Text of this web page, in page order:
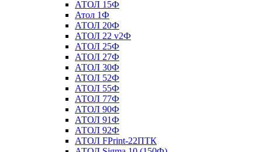
АТОЛ 15Ф
Атол 1Ф
АТОЛ 20Ф
АТОЛ 22 v2Ф
АТОЛ 25Ф
АТОЛ 27Ф
АТОЛ 30Ф
АТОЛ 52Ф
АТОЛ 55Ф
АТОЛ 77Ф
АТОЛ 90Ф
АТОЛ 91Ф
АТОЛ 92Ф
АТОЛ FPrint-22ПТК